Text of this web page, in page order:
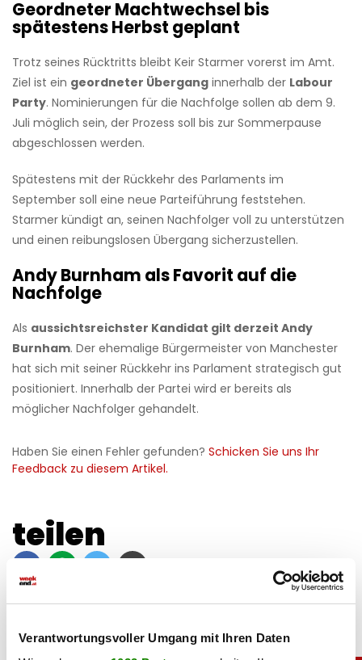
Verantwortungsvoller Umgang mit Ihren Daten
Geordneter Machtwechsel bis
spätestens Herbst geplant
Trotz seines Rücktritts bleibt Keir Starmer vorerst im Amt.
Ziel ist ein geordneter Übergang innerhalb der Labour
Party. Nominierungen für die Nachfolge sollen ab dem 9.
Juli möglich sein, der Prozess soll bis zur Sommerpause
abgeschlossen werden.
Spätestens mit der Rückkehr des Parlaments im
September soll eine neue Parteiführung feststehen.
Starmer kündigt an, seinen Nachfolger voll zu unterstützen
und einen reibungslosen Übergang sicherzustellen.
Andy Burnham als Favorit auf die
Nachfolge
Als aussichtsreichster Kandidat gilt derzeit Andy
Burnham. Der ehemalige Bürgermeister von Manchester
hat sich mit seiner Rückkehr ins Parlament strategisch gut
positioniert. Innerhalb der Partei wird er bereits als
möglicher Nachfolger gehandelt.
Haben Sie einen Fehler gefunden? Schicken Sie uns Ihr
Feedback zu diesem Artikel.
teilen